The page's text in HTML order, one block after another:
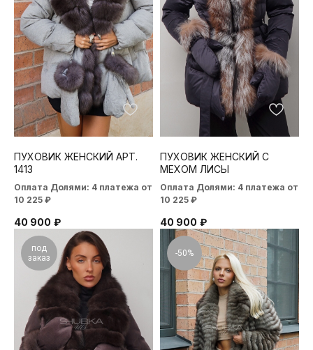
ПУХОВИК ЖЕНСКИЙ АРТ.
1413
Оплата Долями: 4 платежа от
10 225 ₽
40 900 ₽
ПУХОВИК ЖЕНСКИЙ С
МЕХОМ ЛИСЫ
Оплата Долями: 4 платежа от
10 225 ₽
40 900 ₽
под
заказ
-50%